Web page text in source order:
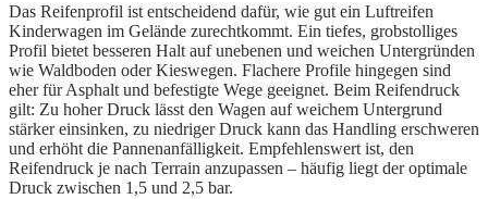
Das Reifenprofil ist entscheidend dafür, wie gut ein Luftreifen
Kinderwagen im Gelände zurechtkommt. Ein tiefes, grobstolliges
Profil bietet besseren Halt auf unebenen und weichen Untergründen
wie Waldboden oder Kieswegen. Flachere Profile hingegen sind
eher für Asphalt und befestigte Wege geeignet. Beim Reifendruck
gilt: Zu hoher Druck lässt den Wagen auf weichem Untergrund
stärker einsinken, zu niedriger Druck kann das Handling erschweren
und erhöht die Pannenanfälligkeit. Empfehlenswert ist, den
Reifendruck je nach Terrain anzupassen – häufig liegt der optimale
Druck zwischen 1,5 und 2,5 bar.